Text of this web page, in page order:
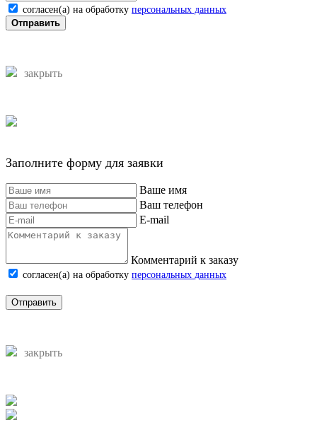
согласен(а) на обработку персональных данных
Отправить
закрыть
Заполните форму для заявки
Ваше имя
Ваш телефон
E-mail
Комментарий к заказу
согласен(а) на обработку персональных данных
Отправить
закрыть